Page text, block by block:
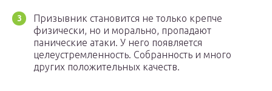
Призывник становится не только крепче
физически, но и морально, пропадают
панические атаки. У него появляется
целеустремленность. Собранность и много
других положительных качеств.